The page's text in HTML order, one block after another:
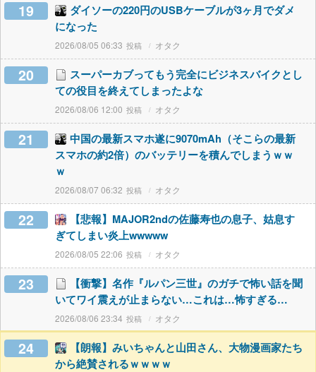
19
ダイソーの220円のUSBケーブルが3ヶ月でダメ
になった
2026/08/05 06:33 オタク
20
スーパーカブってもう完全にビジネスバイクとし
ての役目を終えてしまったよな
2026/08/06 12:00 オタク
21
中国の最新スマホ遂に9070mAh（そこらの最新
スマホの約2倍）のバッテリーを積んでしまうｗｗ
ｗ
2026/08/07 06:32 オタク
22
【悲報】MAJOR2ndの佐藤寿也の息子、姑息す
ぎてしまい炎上wwwww
2026/08/05 22:06 オタク
23
【衝撃】名作『ルパン三世』のガチで怖い話を聞
いてワイ震えが止まらない…これは…怖すぎる…
2026/08/06 23:34 オタク
24
【朗報】みいちゃんと山田さん、大物漫画家たち
から絶賛されるｗｗｗｗ